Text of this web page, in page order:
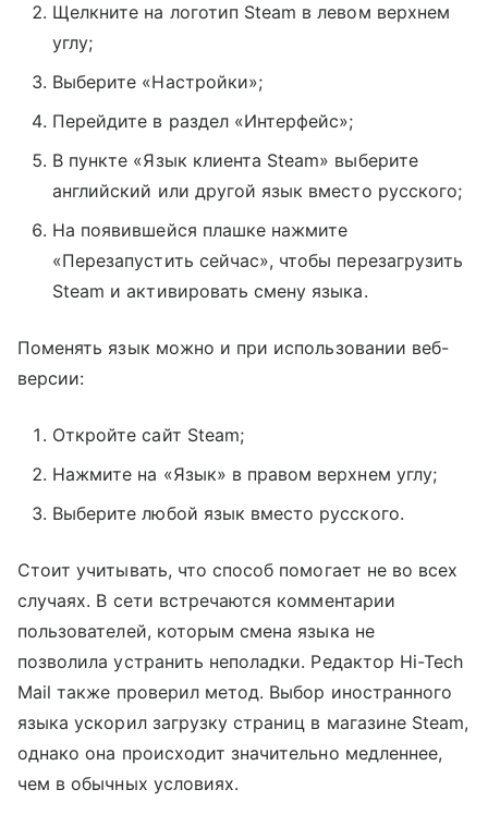
Щелкните на логотип Steam в левом верхнем
углу;
Выберите «Настройки»;
Перейдите в раздел «Интерфейс»;
В пункте «Язык клиента Steam» выберите
английский или другой язык вместо русского;
На появившейся плашке нажмите
«Перезапустить сейчас», чтобы перезагрузить
Steam и активировать смену языка.
Поменять язык можно и при использовании веб-
версии:
Откройте сайт Steam;
Нажмите на «Язык» в правом верхнем углу;
Выберите любой язык вместо русского.
Стоит учитывать, что способ помогает не во всех
случаях. В сети встречаются комментарии
пользователей, которым смена языка не
позволила устранить неполадки. Редактор Hi-Tech
Mail также проверил метод. Выбор иностранного
языка ускорил загрузку страниц в магазине Steam,
однако она происходит значительно медленнее,
чем в обычных условиях.